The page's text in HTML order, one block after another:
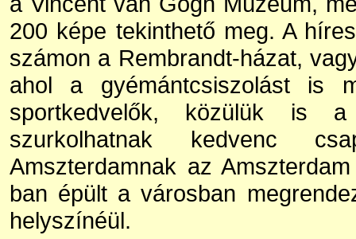
200 képe tekinthető meg. A
számon a Rembrandt-házat,
ahol a gyémántcsiszolást is
sportkedvelők, közülük is a
szurkolhatnak kedvenc
Amszterdamnak az
ban épült a városban
helyszínéül.